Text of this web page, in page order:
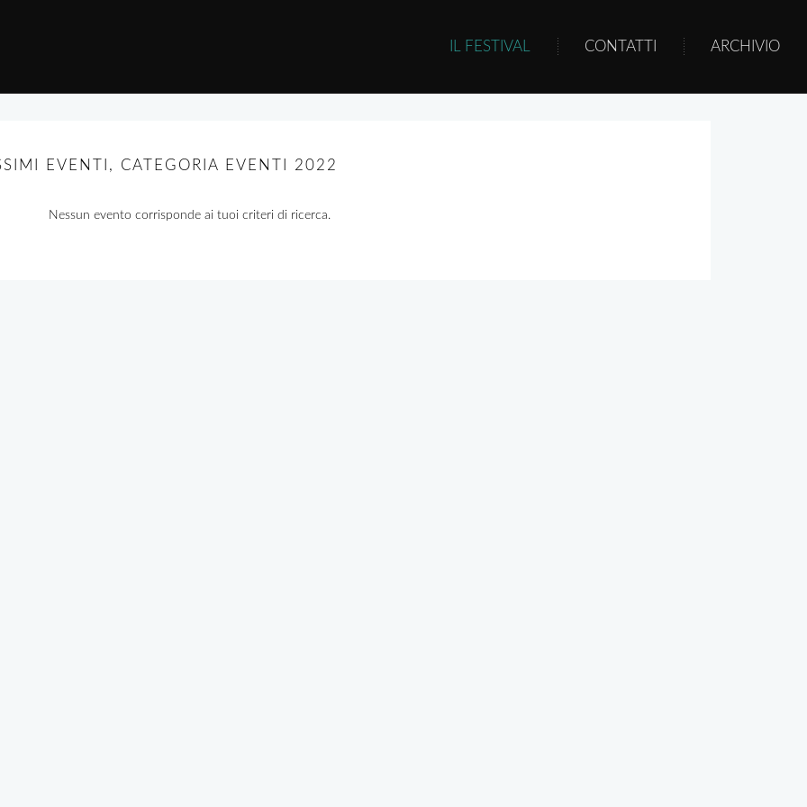
IL FESTIVAL CONTATTI ARCHIVIO
EVENTI, CATEGORIA EVENTI 2022
Nessun evento corrisponde ai tuoi criteri di ricerca.